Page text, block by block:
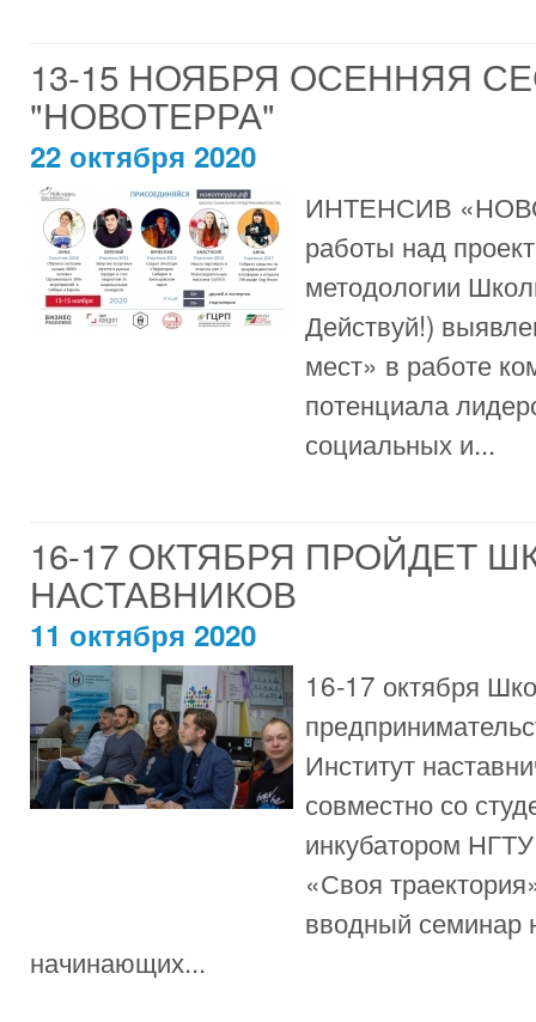
13-15 НОЯБРЯ ОСЕННЯЯ
"НОВОТЕРРА"
22 октября 2020
ИНТЕНСИВ
работы над
методологии
Действуй!)
мест» в работе
потенциала
социальных и...
16-17 ОКТЯБРЯ ПРОЙДЕТ
НАСТАВНИКОВ
11 октября 2020
16-17 октября
Институт
совместно со
инкубатором
«Своя
вводный семинар
начинающих...